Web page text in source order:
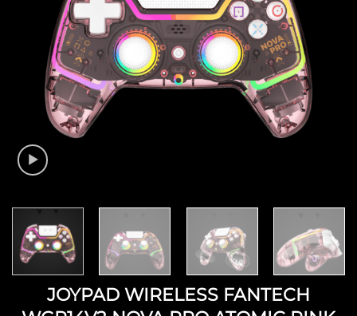
JOYPAD WIRELESS FANTECH